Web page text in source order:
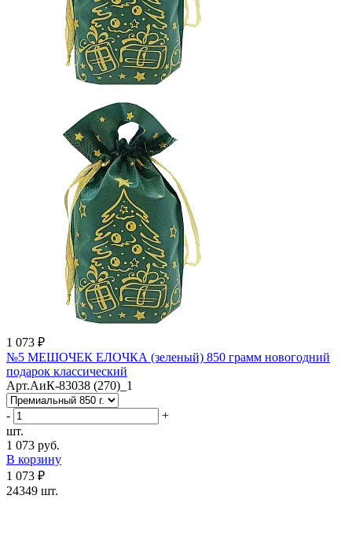
1 073 ₽
№5 МЕШОЧЕК ЕЛОЧКА (зеленый) 850 грамм новогодний
подарок классический
Арт.АиК-83038 (270)_1
-
+
шт.
1 073 руб.
В корзину
1 073 ₽
24349 шт.